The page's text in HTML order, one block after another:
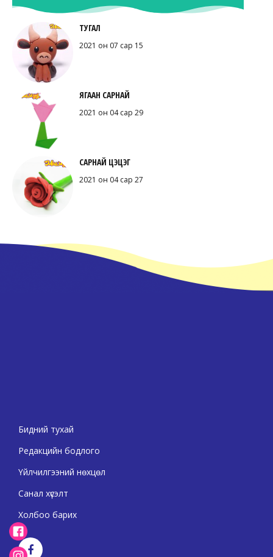
ТУГАЛ
2021 он 07 сар 15
ЯГААН САРНАЙ
2021 он 04 сар 29
САРНАЙ ЦЭЦЭГ
2021 он 04 сар 27
Бидний тухай
Редакцийн бодлого
Үйлчилгээний нөхцөл
Санал хүсэлт
Холбоо барих